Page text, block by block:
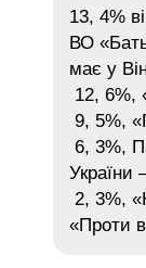
13, 4%
ВО
має у
12, 6%,
9, 5%,
6, 3%,
України
2, 3%,
«Проти